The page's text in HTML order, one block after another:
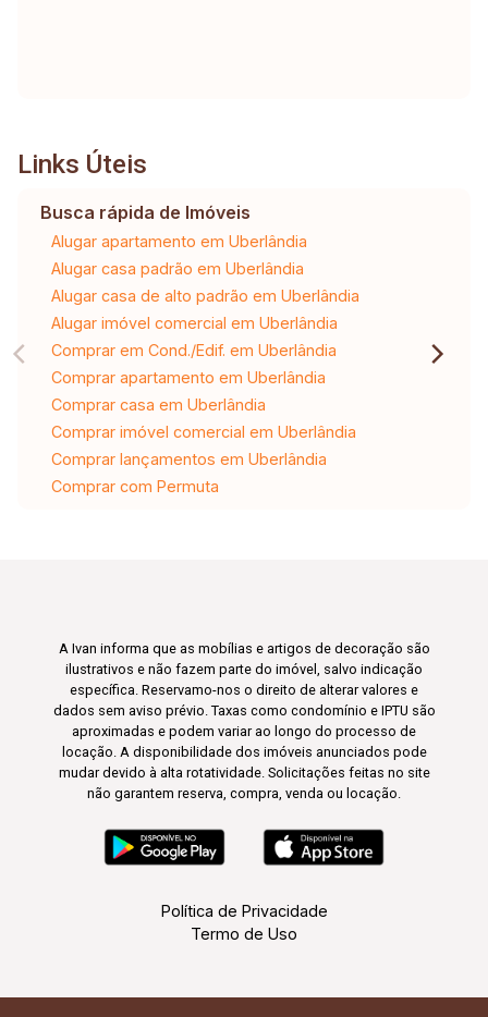
Links Úteis
Busca rápida de Imóveis
Alugar apartamento em Uberlândia
Alugar casa padrão em Uberlândia
Alugar casa de alto padrão em Uberlândia
Alugar imóvel comercial em Uberlândia
Comprar em Cond./Edif. em Uberlândia
Comprar apartamento em Uberlândia
Comprar casa em Uberlândia
Comprar imóvel comercial em Uberlândia
Comprar lançamentos em Uberlândia
Comprar com Permuta
A Ivan informa que as mobílias e artigos de decoração são
ilustrativos e não fazem parte do imóvel, salvo indicação
específica. Reservamo-nos o direito de alterar valores e
dados sem aviso prévio. Taxas como condomínio e IPTU são
aproximadas e podem variar ao longo do processo de
locação. A disponibilidade dos imóveis anunciados pode
mudar devido à alta rotatividade. Solicitações feitas no site
não garantem reserva, compra, venda ou locação.
Política de Privacidade
Termo de Uso